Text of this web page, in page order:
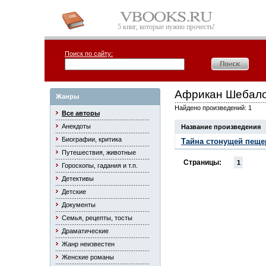
5 книг, которые нужно прочесть!
Поиск по сайту:
Жанры
Все авторы
Анекдоты
Биографии, критика
Путешествия, животные
Гороскопы, гадания и т.п.
Детективы
Детские
Документы
Семья, рецепты, тосты
Драматические
Жанр неизвестен
Женские романы
Африкан
Найдено произведений: 1
Название произведения
Тайна стонущей
Страницы: 1